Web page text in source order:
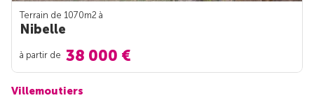
Terrain de 1070m2 à
Nibelle
à partir de 38 000 €
Villemoutiers